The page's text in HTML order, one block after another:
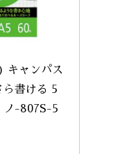
ャンパス
ら書ける 5
ノ-807S-5